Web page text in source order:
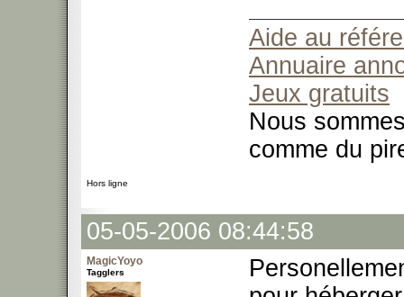
Aide au
Annuaire
Jeux gratuits
Nous
comme du
Hors ligne
05-05-2006 08:44:58
MagicYoyo
Tagglers